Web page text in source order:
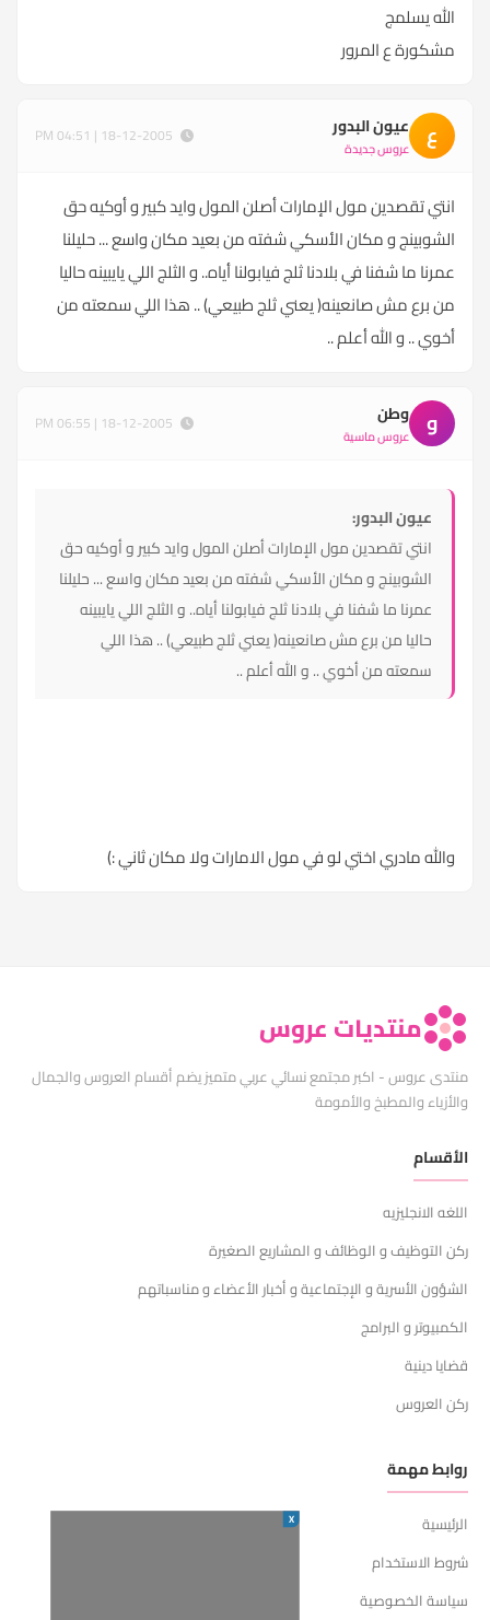
الله يسلمج
مشكورة ع المرور
ع عيون البدور
عروس جديدة
انتي تقصدين مول الإمارات أصلن المول وايد كبير و أوكيه حق
الشوبينج و مكان الأسكي شفته من بعيد مكان واسع ... حليلنا
عمرنا ما شفنا في بلادنا ثلج فيابولنا أياه.. و الثلج اللي يايبينه حاليا
من برع مش صانعينه( يعني ثلج طبيعي) .. هذا اللي سمعته من
أخوي .. و الله أعلم ..
و وطن
عروس ماسية
عيون البدور:
انتي تقصدين مول الإمارات أصلن المول وايد كبير و أوكيه حق
الشوبينج و مكان الأسكي شفته من بعيد مكان واسع ... حليلنا
عمرنا ما شفنا في بلادنا ثلج فيابولنا أياه.. و الثلج اللي يايبينه
حاليا من برع مش صانعينه( يعني ثلج طبيعي) .. هذا اللي
سمعته من أخوي .. و الله أعلم ..
والله مادري اختي لو في مول الامارات ولا مكان ثاني :)
منتديات عروس
منتدى عروس - اكبر مجتمع نسائي عربي متميز يضم أقسام العروس والجمال
والأزياء والمطبخ والأمومة
الأقسام
اللغه الانجليزيه
ركن التوظيف و الوظائف و المشاريع الصغيرة
الشؤون الأسرية و الإجتماعية و أخبار الأعضاء و مناسباتهم
الكمبيوتر و البرامج
قضايا دينية
ركن العروس
روابط مهمة
الرئيسية
شروط الاستخدام
سياسة الخصوصية
X